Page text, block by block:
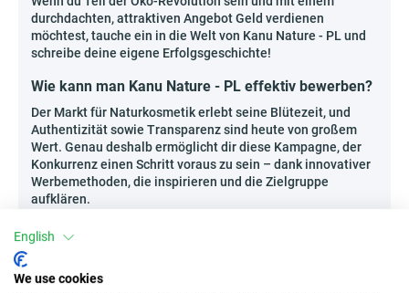
durchdachten, attraktiven Angebot Geld verdienen
möchtest, tauche ein in die Welt von Kanu Nature - PL und
schreibe deine eigene Erfolgsgeschichte!
Wie kann man Kanu Nature - PL effektiv bewerben?
Der Markt für Naturkosmetik erlebt seine Blütezeit, und
Authentizität sowie Transparenz sind heute von großem
Wert. Genau deshalb ermöglicht dir diese Kampagne, der
Konkurrenz einen Schritt voraus zu sein – dank innovativer
Werbemethoden, die inspirieren und die Zielgruppe
aufklären.
in der täglichen Routine zeigen.
English
We use cookies